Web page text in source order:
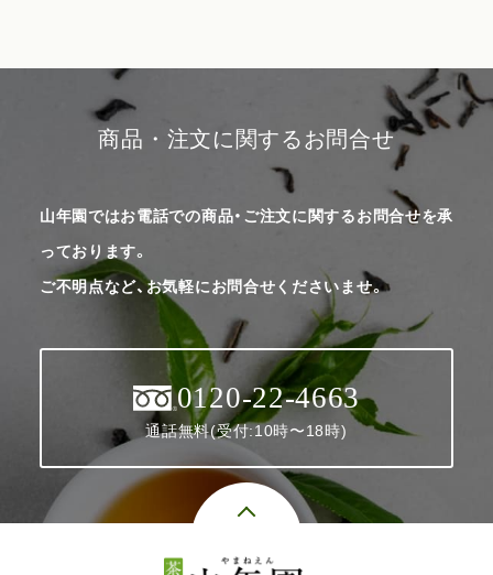
商品・注文に関するお問合せ
山年園ではお電話での商品・ご注文に関するお問合せを承
っております。
ご不明点など、お気軽にお問合せくださいませ。
0120-22-4663
通話無料(受付:10時〜18時)